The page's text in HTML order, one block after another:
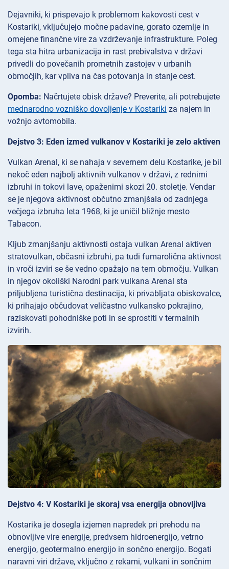
Dejavniki, ki prispevajo k problemom kakovosti cest v
Kostariki, vključujejo močne padavine, gorato ozemlje in
omejene finančne vire za vzdrževanje infrastrukture. Poleg
tega sta hitra urbanizacija in rast prebivalstva v državi
privedli do povečanih prometnih zastojev v urbanih
območjih, kar vpliva na čas potovanja in stanje cest.
Opomba: Načrtujete obisk države? Preverite, ali potrebujete
mednarodno vozniško dovoljenje v Kostariki za najem in
vožnjo avtomobila.
Dejstvo 3: Eden izmed vulkanov v Kostariki je zelo aktiven
Vulkan Arenal, ki se nahaja v severnem delu Kostarike, je bil
nekoč eden najbolj aktivnih vulkanov v državi, z rednimi
izbruhi in tokovi lave, opaženimi skozi 20. stoletje. Vendar
se je njegova aktivnost občutno zmanjšala od zadnjega
večjega izbruha leta 1968, ki je uničil bližnje mesto
Tabacon.
Kljub zmanjšanju aktivnosti ostaja vulkan Arenal aktiven
stratovulkan, občasni izbruhi, pa tudi fumarolična aktivnost
in vroči izviri se še vedno opažajo na tem območju. Vulkan
in njegov okoliški Narodni park vulkana Arenal sta
priljubljena turistična destinacija, ki privabljata obiskovalce,
ki prihajajo občudovat veličastno vulkansko pokrajino,
raziskovati pohodniške poti in se sprostiti v termalnih
izvirih.
Dejstvo 4: V Kostariki je skoraj vsa energija obnovljiva
Kostarika je dosegla izjemen napredek pri prehodu na
obnovljive vire energije, predvsem hidroenergijo, vetrno
energijo, geotermalno energijo in sončno energijo. Bogati
naravni viri države, vključno z rekami, vulkani in sončnim